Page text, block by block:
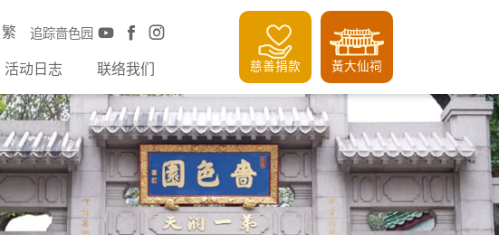
追踪啬色园
繁
活动日志 联络我们 慈善捐款 黃大仙祠